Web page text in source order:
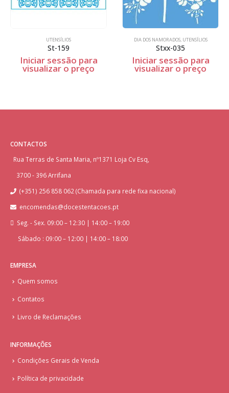
UTENSÍLIOS
St-159
Iniciar sessão para
visualizar o preço
DIA DOS NAMORADOS, UTENSÍLIOS
Stxx-035
Iniciar sessão para
visualizar o preço
CONTACTOS
Rua Terras de Santa Maria, nº1371 Loja Cv Esq,
3700 - 396 Arrifana
(+351) 256 858 062 (Chamada para rede fixa nacional)
encomendas@docestentacoes.pt
Seg. - Sex. 09:00 – 12:30 | 14:00 – 19:00
Sábado : 09:00 – 12:00 | 14:00 – 18:00
EMPRESA
Quem somos
Contatos
Livro de Reclamações
INFORMAÇÕES
Condições Gerais de Venda
Política de privacidade